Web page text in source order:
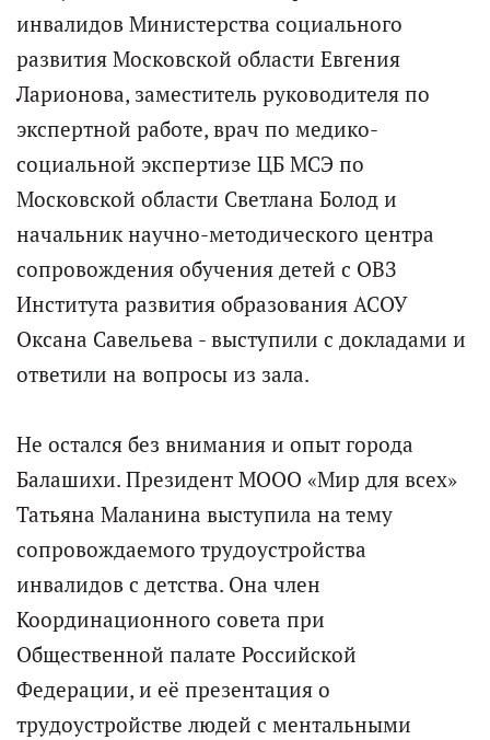
инвалидов Министерства социального
развития Московской области Евгения
Ларионова, заместитель руководителя по
экспертной работе, врач по медико-
социальной экспертизе ЦБ МСЭ по
Московской области Светлана Болод и
начальник научно-методического центра
сопровождения обучения детей с ОВЗ
Института развития образования АСОУ
Оксана Савельева - выступили с докладами и
ответили на вопросы из зала.
Не остался без внимания и опыт города
Балашихи. Президент МООО «Мир для всех»
Татьяна Маланина выступила на тему
сопровождаемого трудоустройства
инвалидов с детства. Она член
Координационного совета при
Общественной палате Российской
Федерации, и её презентация о
трудоустройстве людей с ментальными